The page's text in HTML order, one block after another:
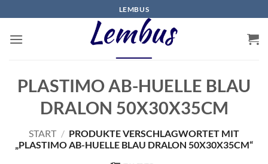
Inhalt
springen
LEMBUS
PLASTIMO AB-HUELLE BLAU
DRALON 50X30X35CM
START / PRODUKTE VERSCHLAGWORTET MIT
„PLASTIMO AB-HUELLE BLAU DRALON 50X30X35CM“